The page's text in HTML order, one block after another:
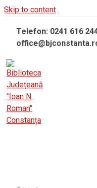
Skip to content
Telefon: 0241 616